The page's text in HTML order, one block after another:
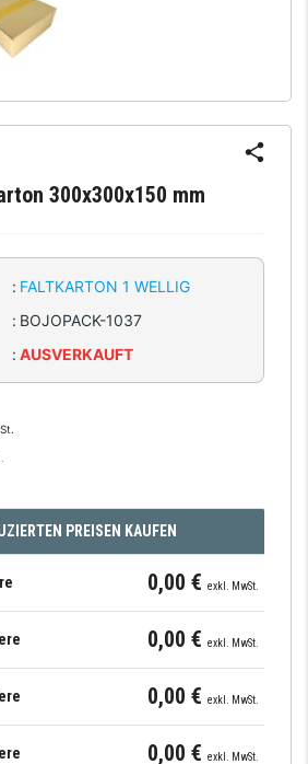
300x300x150 mm
: FALTKARTON 1 WELLIG
: BOJOPACK-1037
: AUSVERKAUFT
PREISEN KAUFEN
0,00 €exkl. MwSt.
0,00 €exkl. MwSt.
0,00 €exkl. MwSt.
0,00 €exkl. MwSt.